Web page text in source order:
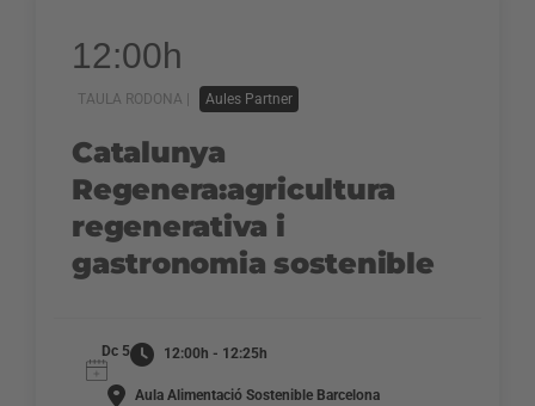
12:00h
TAULA RODONA | Aules Partner
Catalunya
Regenera:agricultura
regenerativa i
gastronomia sostenible
Dc 5 12:00h - 12:25h
Aula Alimentació Sostenible Barcelona